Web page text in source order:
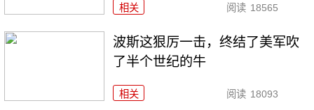
相关 阅读 18565
波斯这狠厉一击，终结了美军吹
了半个世纪的牛
相关 阅读 18093